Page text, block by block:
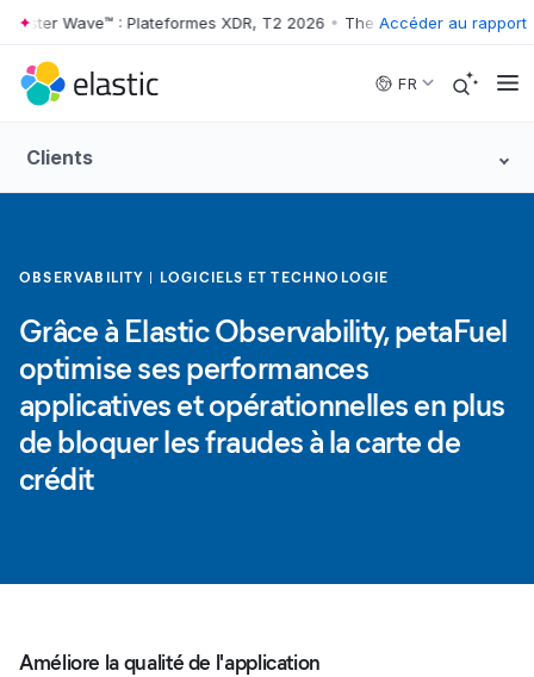
Skip to main content
Wave™ : Plateformes XDR, T2 2026 • The Forrester Wave™ :
Accéder au rapport
FR
Clients
OBSERVABILITY LOGICIELS ET TECHNOLOGIE
Grâce à Elastic Observability, petaFuel
optimise ses performances
applicatives et opérationnelles en plus
de bloquer les fraudes à la carte de
crédit
Améliore la qualité de l'application